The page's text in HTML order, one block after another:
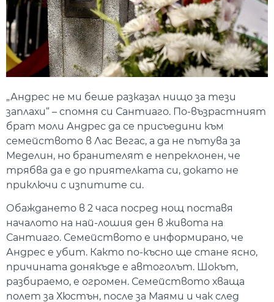
„Андрес не ми беше разказал нищо за тези
заплахи“ – спомня си Сантиаго. По-възрастният
брат моли Андрес да се присъедини към
семейството в Лас Вегас, а да не пътува за
Меделин, но бранителят е непреклонен, че
трябва да е до приятелката си, докато не
приключи с изпитите си.
Обаждането в 2 часа посред нощ поставя
началото на най-лошия ден в живота на
Сантиаго. Семейството е информирано, че
Андрес е убит. Както по-късно ще стане ясно,
причината донякъде е автоголът. Шокът,
разбираемо, е огромен. Семейството хваща
полет за Хюстън, после за Маями и чак след